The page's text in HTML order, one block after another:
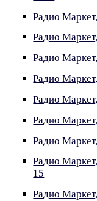
Радио
Радио
Радио
Радио
Радио
Радио
Радио
Радио
15
Радио